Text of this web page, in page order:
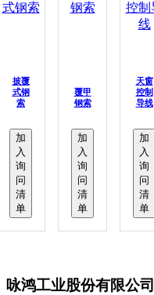
披覆
式钢
索
加
入
询
问
清
单
覆甲
钢索
加
入
询
问
清
单
天窗
控制
导线
加
入
询
问
清
单
咏鸿工业股份有限公司